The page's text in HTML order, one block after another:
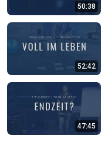
50:38
52:42
47:45